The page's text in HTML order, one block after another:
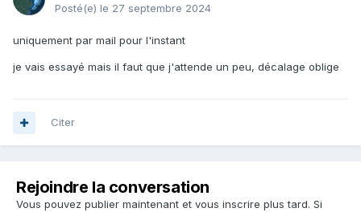
Posté(e) le 27 septembre 2024
uniquement par mail pour l'instant
je vais essayé mais il faut que j'attende un peu, décalage oblige
Citer
Rejoindre la conversation
Vous pouvez publier maintenant et vous inscrire plus tard. Si